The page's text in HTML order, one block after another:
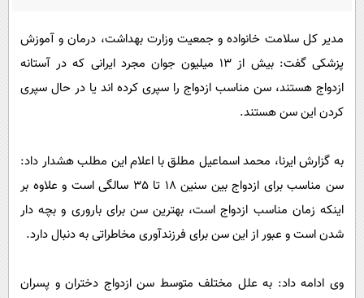
مجله تصویری سلاح
ورزش
گوناگون
محیط زیست
فرهنگی
خواندنی ها و دیدنی ها
آشپزی
دانلود
آموزش زبان
مدیر کل سلامت خانواده و جمعیت وزارت بهداشت، درمان و آموزش
پزشکی گفت: بیش از 13 میلیون جوان مجرد ایرانی که در آستانه
ازدواج هستند، سن مناسب ازدواج را سپری کرده اند یا در حال سپری
کردن این سن هستند.
به گزارش ایرنا، محمد اسماعیل مطلق با اعلام این مطلب هشدار داد:
سن مناسب برای ازدواج بین سنین 18 تا 35 سالگی است و علاوه بر
اینکه زمان مناسب ازدواج است، بهترین سن برای باروری و بچه دار
شدن است و عبور از این سن برای فرزندآوری مخاطراتی به دنبال دارد.
وی ادامه داد: به علل مختلف متوسط سن ازدواج دختران و پسران